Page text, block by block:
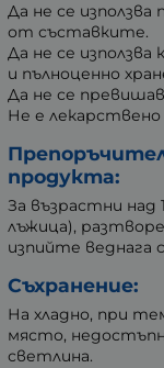
Да не се
от съставките.
Да не се
и пълноценно
Да не се
Не е
продукта:
За възрастни над
лъжица),
изпийте веднага
Съхранение:
На хладно, при
място,
светлина.